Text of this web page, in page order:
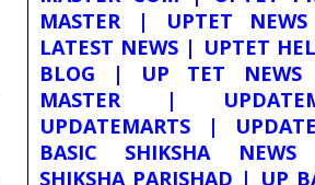
MASTER | UPTET
LATEST NEWS | UPTET
BLOG | UP TET
MASTER |
UPDATEMARTS |
BASIC SHIKSHA
SHIKSHA PARISHAD | UP